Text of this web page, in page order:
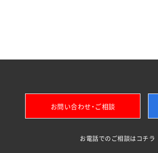
お問い合わせ・ご相談
お電話でのご相談はコチラ